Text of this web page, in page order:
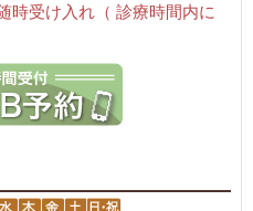
受け入れ（ 診療時間内に